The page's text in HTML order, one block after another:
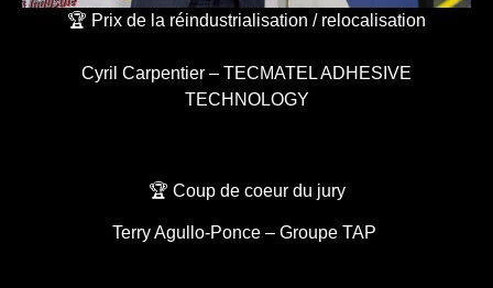
🏆 Prix de la réindustrialisation / relocalisation
Cyril Carpentier – TECMATEL ADHESIVE
TECHNOLOGY
🏆 Coup de coeur du jury
Terry Agullo-Ponce – Groupe TAP